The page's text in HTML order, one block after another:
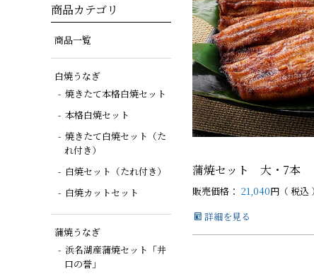
商品カテゴリ
商品一覧
白焼うなぎ
焼きたて本格白焼セット
本格白焼セット
焼きたて白焼セット（た
れ付き）
白焼セット（たれ付き）
白焼カットセット
蒲焼うなぎ
浜名湖産蒲焼セット「井
口の誉」
蒲焼セット 大・7本
販売価格： 21,040
税込
詳細を見る